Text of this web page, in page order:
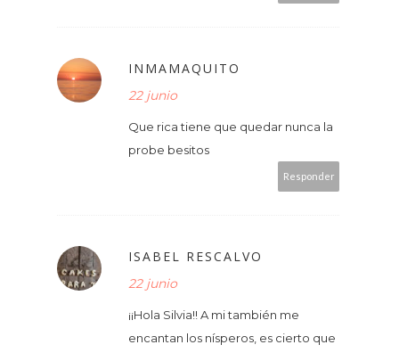
INMAMAQUITO
22 junio
Que rica tiene que quedar nunca la
probe besitos
Responder
ISABEL RESCALVO
22 junio
¡¡Hola Silvia!! A mi también me
encantan los nísperos, es cierto que